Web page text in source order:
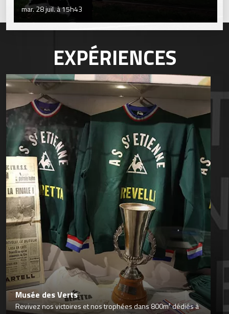
mar. 28 juil. à 15h43
EXPÉRIENCES
Musée des Verts
Revivez nos victoires et nos trophées dans 800m² dédiés à